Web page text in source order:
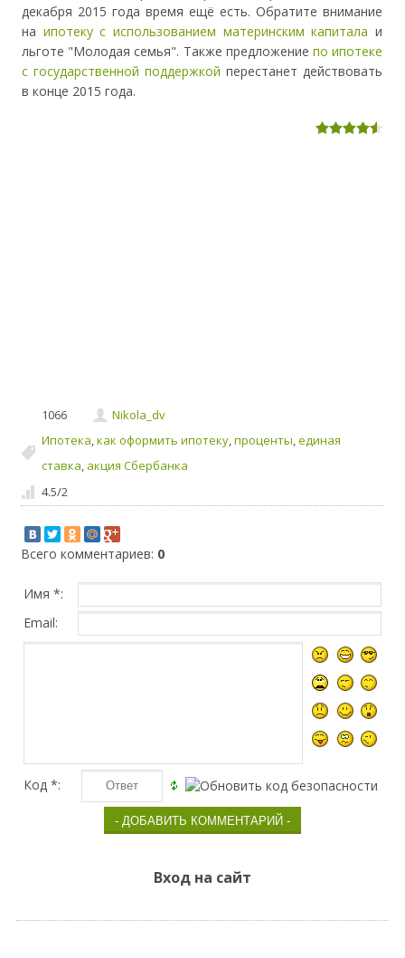
декабря 2015 года время ещё есть. Обратите внимание
на ипотеку с использованием материнским капитала и
льготе "Молодая семья". Также предложение по ипотеке
с государственной поддержкой перестанет действовать
в конце 2015 года.
1066
Nikola_dv
Ипотека как оформить ипотеку проценты единая
ставка акция Сбербанка
4.5/2
Всего комментариев: 0
Имя *:
Email:
Код *:
Вход на сайт